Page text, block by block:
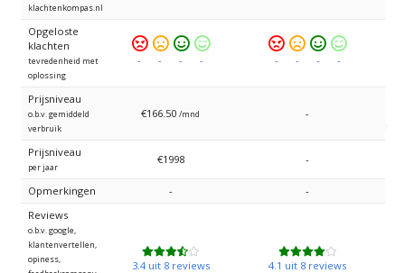
klachtenkompas.nl
Opgeloste
klachten
tevredenheid met
oplossing
Zeer
ontevreden
Ontevreden
Tevreden
Zeer
- - - -
Zeer
ontevreden
Ontevreden
Tevreden
Zeer
- - - -
Prijsniveau
o.b.v. gemiddeld
verbruik
€166.50 /mnd -
Prijsniveau
per jaar
€1998 -
Opmerkingen -
-
Reviews
o.b.v. google,
klantenvertellen,
opiness,
3.4 uit 8 reviews 4.1 uit 8 reviews